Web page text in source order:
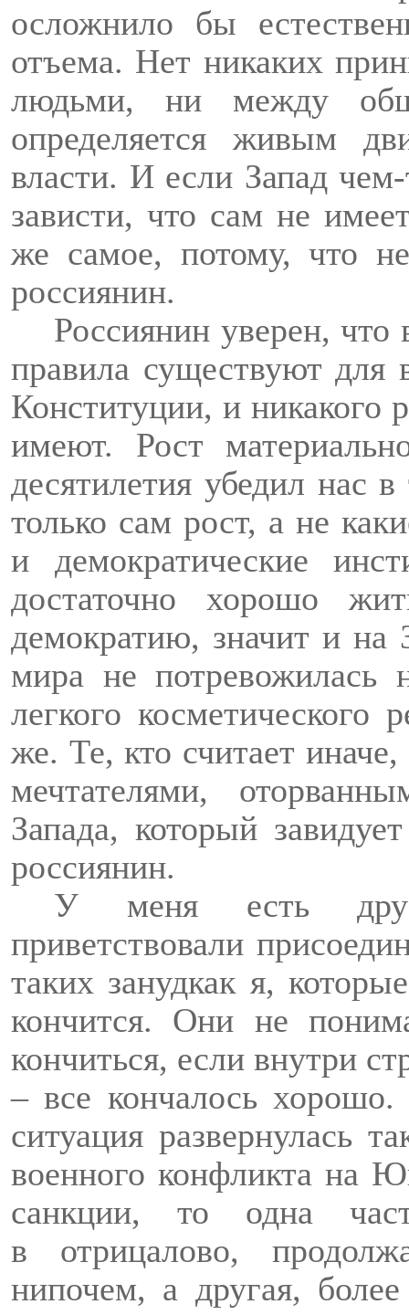
осложнило бы
отъема. Нет никаких
людьми, ни между
определяется живым
власти. И если Запад
зависти, что сам не
же самое, потому, что
россиянин.
Россиянин уверен,
правила существуют
Конституции, и никакого
имеют. Рост
десятилетия убедил нас
только сам рост, а не
и демократические
достаточно хорошо
демократию, значит и на
мира не
легкого
же. Те, кто считает
мечтателями,
Запада, который
россиянин.
У меня есть
приветствовали
таких занудкак я,
кончится. Они не
кончиться, если внутри
– все кончалось
ситуация развернулась
военного конфликта на
санкции, то одна
в отрицалово,
нипочем, а другая,